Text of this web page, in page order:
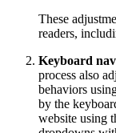
These
readers,
Keyboard
process also
behaviors
by the
website using